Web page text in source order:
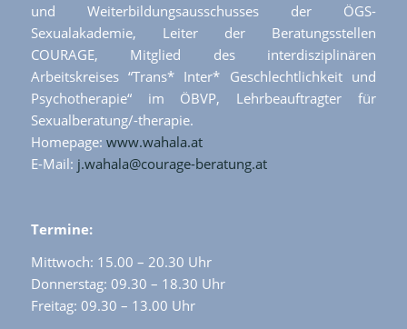
und Weiterbildungsausschusses der ÖGS-
Sexualakademie, Leiter der Beratungsstellen
COURAGE, Mitglied des interdisziplinären
Arbeitskreises “Trans* Inter* Geschlechtlichkeit und
Psychotherapie“ im ÖBVP, Lehrbeauftragter für
Sexualberatung/-therapie.
Homepage: www.wahala.at
E-Mail: j.wahala@courage-beratung.at
Termine:
Mittwoch: 15.00 – 20.30 Uhr
Donnerstag: 09.30 – 18.30 Uhr
Freitag: 09.30 – 13.00 Uhr